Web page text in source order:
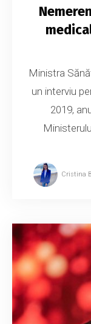
Ministra
un interviu
2019,
Cristina